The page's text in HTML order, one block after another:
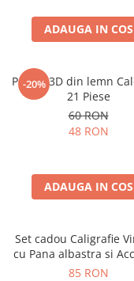
ADAUGA IN COS
-20%
Puzzle 3D din lemn
21 Piese
60 RON
48 RON
ADAUGA IN COS
Set cadou Caligrafie
cu Pana albastra si
85 RON